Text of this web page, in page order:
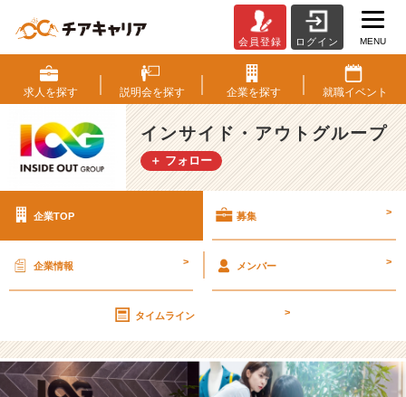
ン
サ
イ
ド・
ア
ウ
ー
採
用/
◤
会員登録 ログイン MENU
求人を探す 説明会を探す 企業を探す 就職イベント
インサイド・アウトグループ
＋ フォロー
企業TOP 募集 >
企業情報 > メンバー >
タイムライン >